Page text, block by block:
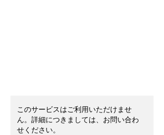
このサービスはご利用いただけませ
ん。詳細につきましては、お問い合わ
せください。